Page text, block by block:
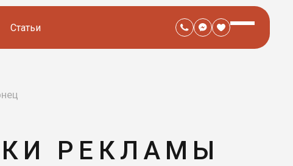
Статьи
РЕКЛАМЫ